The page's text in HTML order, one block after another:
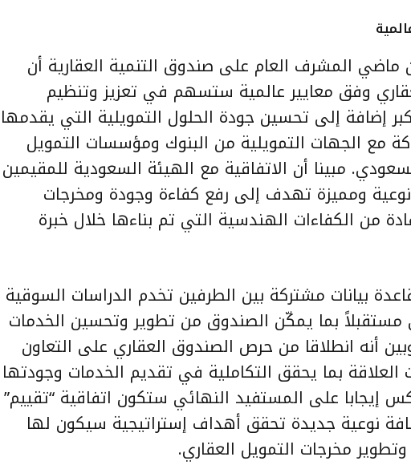
ماضي المشرف العام على صندوق التنمية العقارية أن
وفق معايير عالمية ستسهم في تعزيز وتنظيم
إضافة إلى تحسين جودة الحلول التمويلية التي يقدمها
مع الجهات التمويلية من البنوك ومؤسسات التمويل
مبينا أن الاتفاقية مع الهيئة السعودية للمقيمين
نوعية ومميزة تهدف إلى رفع كفاءة وجودة ومخرجات
من الكفاءات الهندسية التي تم بناءها خلال خبرة
بيانات مشتركة بين الطرفين تخدم الدراسات السوقية
مستقبلاً بما يمكّن الصندوق من تطوير وتحسين الخدمات
أنه انطلاقا من حرص الصندوق العقاري على التعاون
بما يحقق التكاملية في تقديم الخدمات وجودتها
إيجابا على المستفيد النهائي ستكون اتفاقية “تقييم”
نوعية جديدة تحقق أهداف إستراتيجية سيكون لها
مخرجات التمويل العقاري.